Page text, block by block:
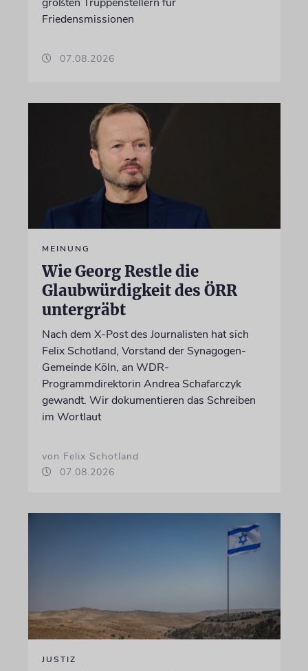
Friedensmissionen
07.08.2026
MEINUNG
Wie Georg Restle die
Glaubwürdigkeit des ÖRR
untergräbt
Nach dem X-Post des Journalisten hat sich
Felix Schotland, Vorstand der Synagogen-
Gemeinde Köln, an WDR-
Programmdirektorin Andrea Schafarczyk
gewandt. Wir dokumentieren das Schreiben
im Wortlaut
von Felix Schotland
07.08.2026
JUSTIZ